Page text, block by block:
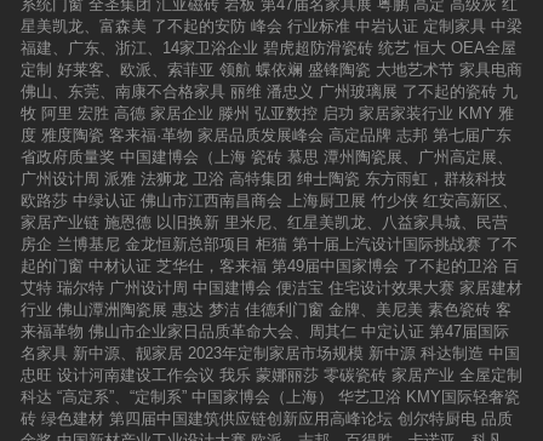
系统门窗 全圣集团 汇亚磁砖 岩板 第47届名家具展 粤鹏 高定 高级灰 红
星美凯龙、富森美 了不起的安防 峰会 行业标准 中岩认证 定制家具 中梁
福建、广东、浙江、14家卫浴企业 碧虎超防滑瓷砖 统艺 恒大 OEA全屋
定制 好莱客、欧派、索菲亚 领航 蝶依斓 盛锋陶瓷 大地艺术节 家具电商
佛山、东莞、南康不合格家具 丽维 潘忠义 广州玻璃展 了不起的瓷砖 九
牧 阿里 宏胜 高德 家居企业 滕州 弘亚数控 启功 家居家装行业 KMY 雅
度 雅度陶瓷 客来福·革物 家居品质发展峰会 高定品牌 志邦 第七届广东
省政府质量奖 中国建博会（上海 瓷砖 慕思 潭州陶瓷展、广州高定展、
广州设计周 派雅 法狮龙 卫浴 高特集团 绅士陶瓷 东方雨虹，群核科技
欧路莎 中绿认证 佛山市江西南昌商会 上海厨卫展 竹少侠 红安高新区、
家居产业链 施恩德 以旧换新 里米尼、红星美凯龙、八益家具城、民营
房企 兰博基尼 金龙恒新总部项目 柜猫 第十届上汽设计国际挑战赛 了不
起的门窗 中材认证 芝华仕，客来福 第49届中国家博会 了不起的卫浴 百
艾特 瑞尔特 广州设计周 中国建博会 便洁宝 住宅设计效果大赛 家居建材
行业 佛山潭洲陶瓷展 惠达 梦洁 佳德利门窗 金牌、美尼美 素色瓷砖 客
来福革物 佛山市企业家日品质革命大会、周其仁 中定认证 第47届国际
名家具 新中源、靓家居 2023年定制家居市场规模 新中源 科达制造 中国
忠旺 设计河南建设工作会议 我乐 蒙娜丽莎 零碳瓷砖 家居产业 全屋定制
科达 “高定系”、“定制系” 中国家博会（上海） 华艺卫浴 KMY国际轻奢瓷
砖 绿色建材 第四届中国建筑供应链创新应用高峰论坛 创尔特厨电 品质